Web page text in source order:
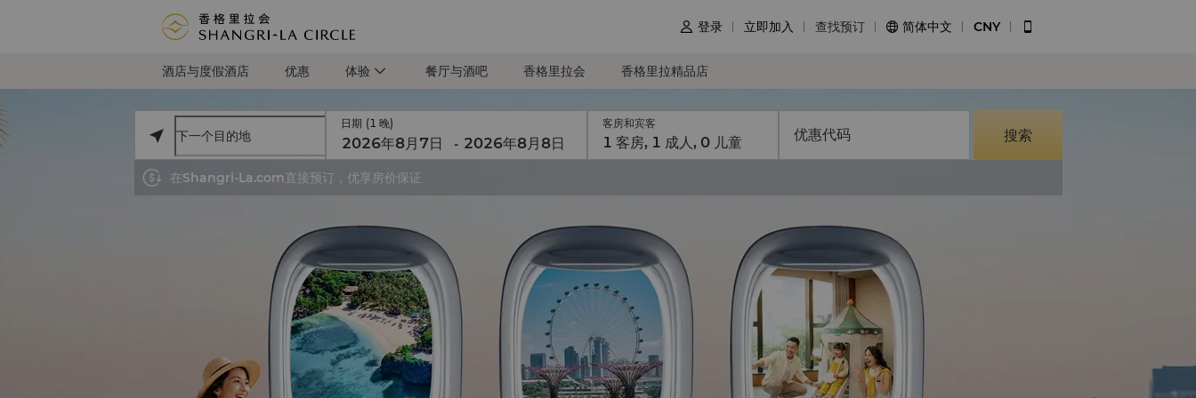
 登录 立即加入 查找预订  简体中文 CNY 
酒店与度假酒店 优惠 体验 餐厅与酒吧 香格里拉会 香格里拉精品店

日期 (1 晚)
-
客房和宾客
1 客房, 1 成人, 0 儿童 优惠代码 搜索
在Shangri-La.com直接预订，优享房价保证